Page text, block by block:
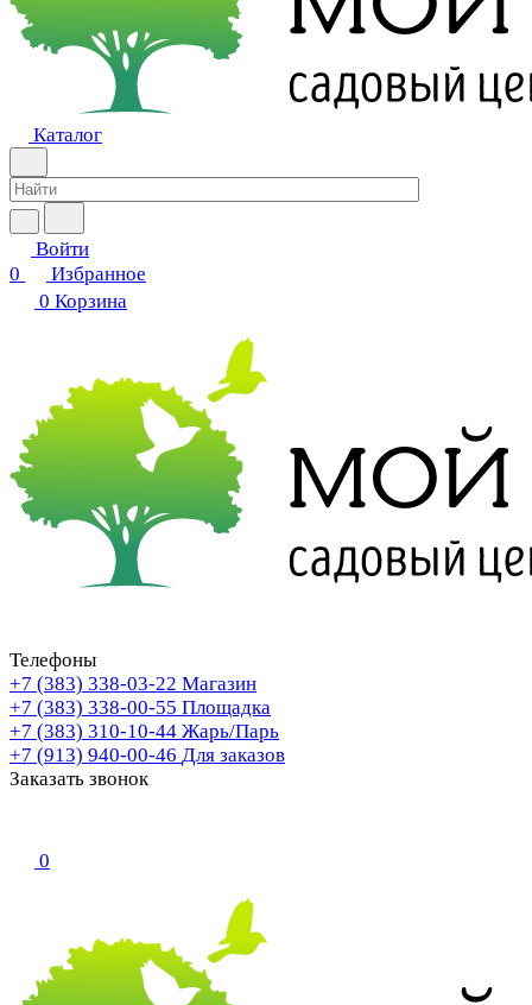
Каталог
Войти
0
Избранное
0 Корзина
Телефоны
+7 (383) 338-03-22 Магазин
+7 (383) 338-00-55 Площадка
+7 (383) 310-10-44 Жарь/Парь
+7 (913) 940-00-46 Для заказов
Заказать звонок
0